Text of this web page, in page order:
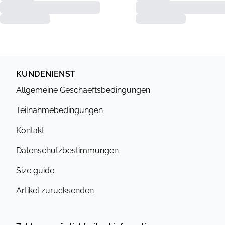
KUNDENIENST
Allgemeine Geschaeftsbedingungen
Teilnahmebedingungen
Kontakt
Datenschutzbestimmungen
Size guide
Artikel zurucksenden